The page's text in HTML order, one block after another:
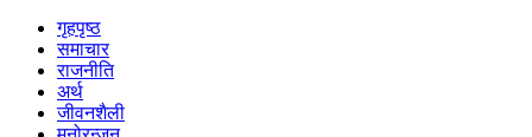
गृहपृष्ठ
समाचार
राजनीति
अर्थ
जीवनशैली